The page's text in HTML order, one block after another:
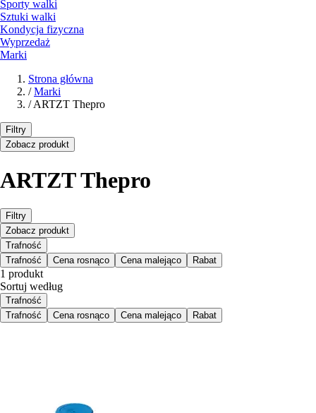
Sporty walki
Sztuki walki
Kondycja fizyczna
Wyprzedaż
Marki
Strona główna
/ Marki
/ ARTZT Thepro
Filtry
Zobacz produkt
ARTZT Thepro
Filtry
Zobacz produkt
Trafność
Trafność
Cena rosnąco Cena malejąco Rabat
1 produkt
Sortuj według
Trafność
Trafność
Cena rosnąco Cena malejąco Rabat